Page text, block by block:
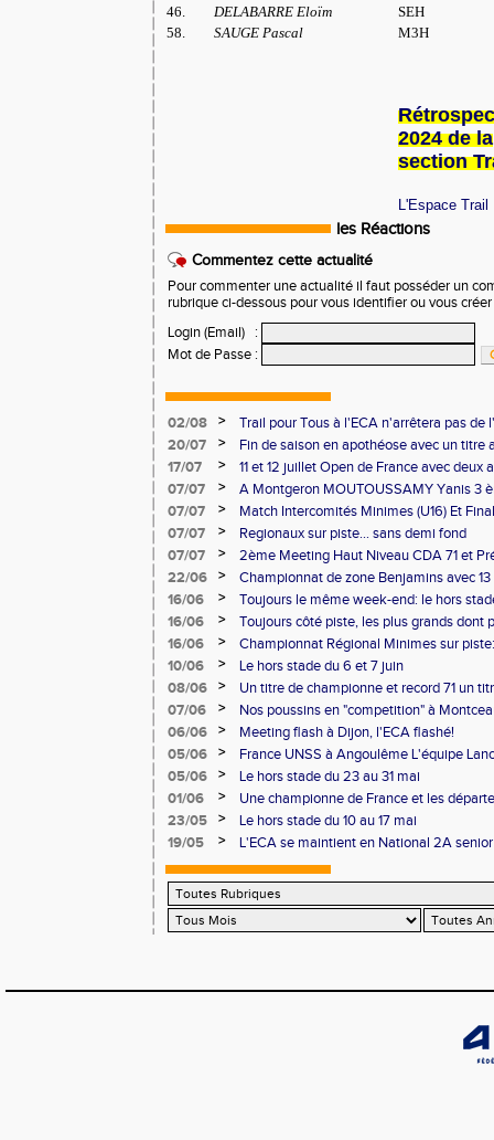
46.
DELABARRE Eloïm
SEH
58.
SAUGE Pascal M3H
2024 de la
section
L'Espace Trail
les Réactions
Commentez cette actualité
Pour commenter une actualité il faut posséder un
rubrique ci-dessous pour vous identifier ou vous
Login (Email)
:
Mot de Passe :
02/08 >
Trail pour Tous à l'ECA n'arrêtera pas de
20/07
>
Fin de saison en apothéose avec un titre
saison
17/07 >
11 et 12 juillet Open de France avec deux
07/07
>
A Montgeron MOUTOUSSAMY Yanis 3
française à Decines: Demi-fond
07/07 >
Match Intercomités Minimes (U16) Et
Benjamin(e)s (U14) à Besançon de haut
07/07 >
Regionaux sur piste... sans demi fond
07/07
>
2ème Meeting Haut Niveau CDA 71 et
Chalon
22/06 >
Championnat de zone Benjamins avec
Pontoise et Macon
16/06 >
Toujours le même week-end: le hors
16/06
>
Toujours côté piste, les plus grands dont
Master et 20 ème perf française au triple
16/06 >
Championnat Régional Minimes sur
personnels
10/06 >
Le hors stade du 6 et 7 juin
08/06
>
Un titre de championne et record 71 un
l'ECAlité aux Regionaux d'Epreuves
07/06 >
Nos poussins en "competition" à
06/06
>
Meeting flash à Dijon, l'ECA flashé!
05/06
>
France UNSS à Angoulême L'équipe
podium
05/06 >
Le hors stade du 23 au 31 mai
01/06
>
Une championne de France et les
23/05
>
Le hors stade du 10 au 17 mai
19/05
> L'ECA se maintient en National 2A